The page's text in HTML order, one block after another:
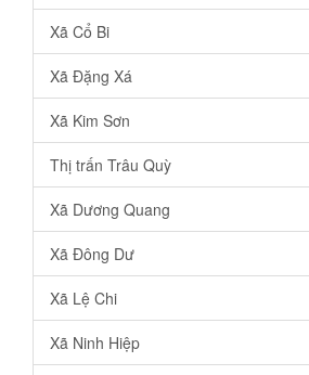
Xã Cổ Bi
Xã Đặng Xá
Xã Kim Sơn
Thị trấn Trâu Quỳ
Xã Dương Quang
Xã Đông Dư
Xã Lệ Chi
Xã Ninh Hiệp